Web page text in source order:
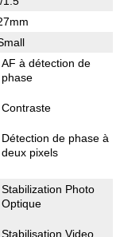
AF à détection de
phase
Contraste
Détection de phase à
deux pixels
Stabilization Photo
Optique
Stabilisation Video